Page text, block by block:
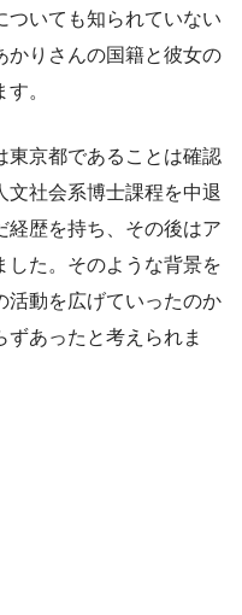
ついても知られていない
かりさんの国籍と彼女の
。
東京都であることは確認
文社会系博士課程を中退
経歴を持ち、その後はア
した。そのような背景を
活動を広げていったのか
ずあったと考えられま